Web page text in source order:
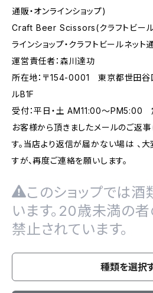
通販・オンラインショップ)
Craft Beer Scissors(クラフトビール
ラインショップ・クラフトビールネット
運営責任者：森川達功
所在地：〒154-0001 東京都世田
ルB1F
受付：平日・土 AM11:00～PM5:00
お客様から頂きましたメールのご返
す。当店より返信が届かない場は 、
すが、再度ご連絡を願いします。
このショップでは酒
います。20歳未満の
禁止されています。
種類を選択